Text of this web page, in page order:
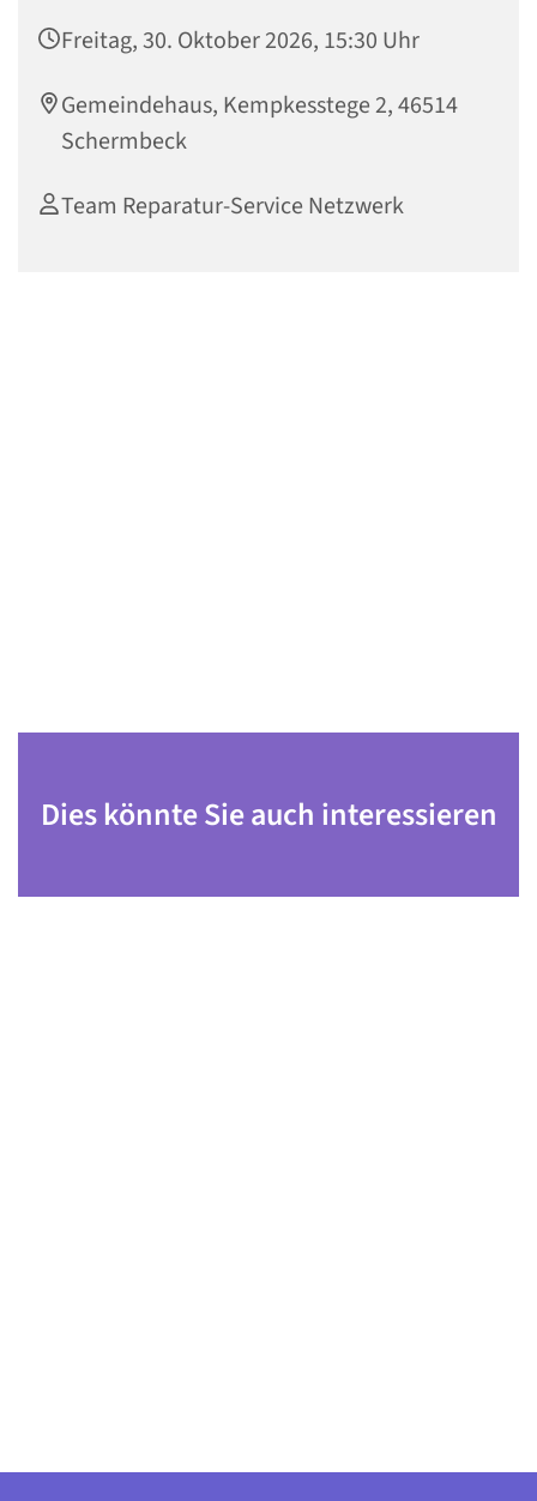
Freitag, 30. Oktober 2026, 15:30 Uhr
Gemeindehaus, Kempkesstege 2, 46514
Schermbeck
Team Reparatur-Service Netzwerk
Dies könnte Sie auch interessieren